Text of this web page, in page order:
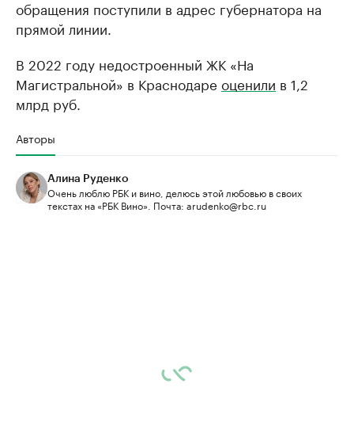
обращения поступили в адрес губернатора на
прямой линии.
В 2022 году недостроенный ЖК «На
Магистральной» в Краснодаре оценили в 1,2
млрд руб.
Авторы
Алина Руденко
Очень люблю РБК и вино, делюсь этой любовью в своих
текстах на «РБК Вино». Почта: arudenko@rbc.ru